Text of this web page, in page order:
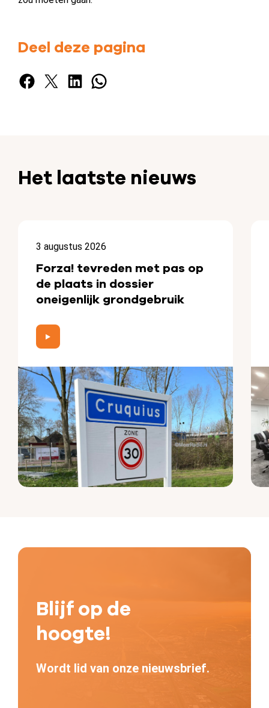
Deel deze pagina
Facebook X LinkedIn WhatsApp
Het laatste nieuws
3 augustus 2026
Forza! tevreden met pas op
de plaats in dossier
oneigenlijk grondgebruik
Blijf op de
hoogte!
Wordt lid van onze nieuwsbrief.